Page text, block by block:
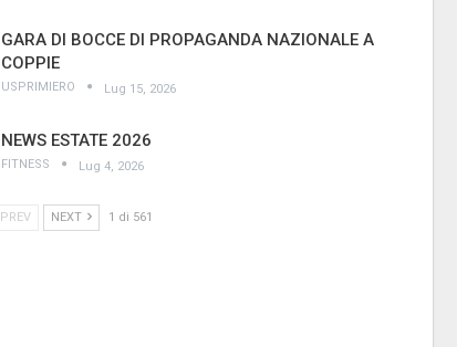
GARA DI BOCCE DI PROPAGANDA NAZIONALE A
COPPIE
USPRIMIERO Lug 15, 2026
NEWS ESTATE 2026
FITNESS Lug 4, 2026
PREV NEXT 1 di 561